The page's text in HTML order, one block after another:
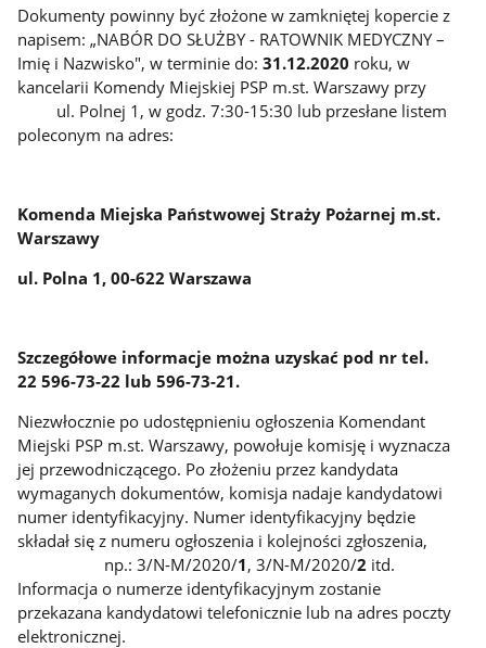
Dokumenty powinny być złożone w zamkniętej kopercie z
napisem: „NABÓR DO SŁUŻBY - RATOWNIK MEDYCZNY –
Imię i Nazwisko", w terminie do:31.12.2020 roku, w
kancelarii Komendy Miejskiej PSP m.st. Warszawy przy
ul. Polnej 1, w godz. 7:30-15:30 lub przesłane listem
poleconym na adres:
Komenda Miejska Państwowej Straży Pożarnej m.st.
Warszawy
ul. Polna 1, 00-622 Warszawa
Szczegółowe informacje można uzyskać pod nr tel.
22 596-73-22 lub 596-73-21.
Niezwłocznie po udostępnieniu ogłoszenia Komendant
Miejski PSP m.st. Warszawy, powołuje komisję i wyznacza
jej przewodniczącego. Po złożeniu przez kandydata
wymaganych dokumentów, komisja nadaje kandydatowi
numer identyfikacyjny. Numer identyfikacyjny będzie
składał się z numeru ogłoszenia i kolejności zgłoszenia,
np.: 3/N-M/2020/1, 3/N-M/2020/2 itd.
Informacja o numerze identyfikacyjnym zostanie
przekazana kandydatowi telefonicznie lub na adres poczty
elektronicznej.